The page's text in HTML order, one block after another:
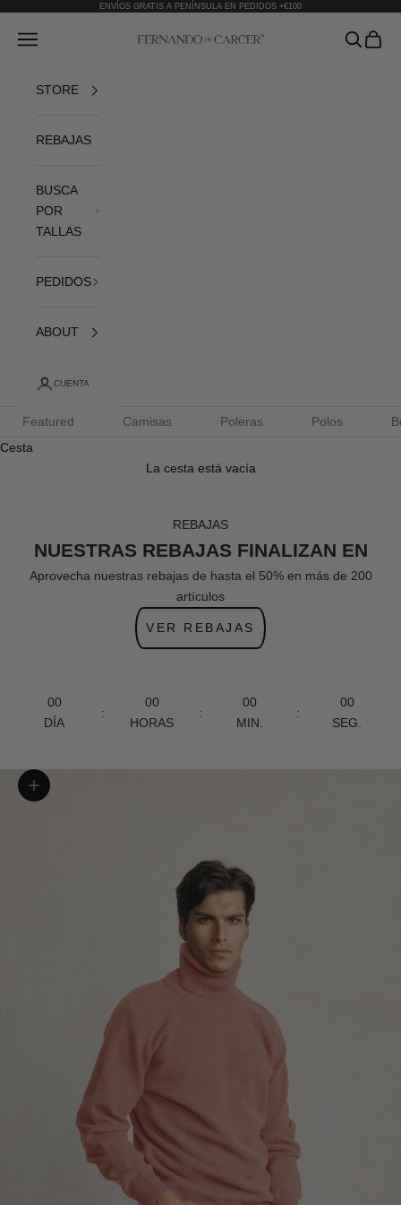
ENVÍOS GRATIS A PENÍNSULA EN PEDIDOS +€100
Fernando de Cárcer
Abrir menú de navegación AbrirAbrir
STORE
REBAJAS
BUSCA
POR
TALLAS
PEDIDOS
ABOUT
CUENTA
Featured Camisas Poleras Polos
Cesta
La cesta está vacía
REBAJAS
NUESTRAS REBAJAS FINALIZAN EN
Aprovecha nuestras rebajas de hasta el 50% en más de 200
artículos
VER REBAJAS
00
DÍA
:
00
HORAS
:
00
MIN.
:
00
SEG.
Zoom